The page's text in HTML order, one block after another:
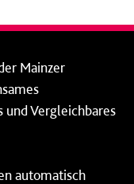
Mainzer
Vergleichbares
automatisch